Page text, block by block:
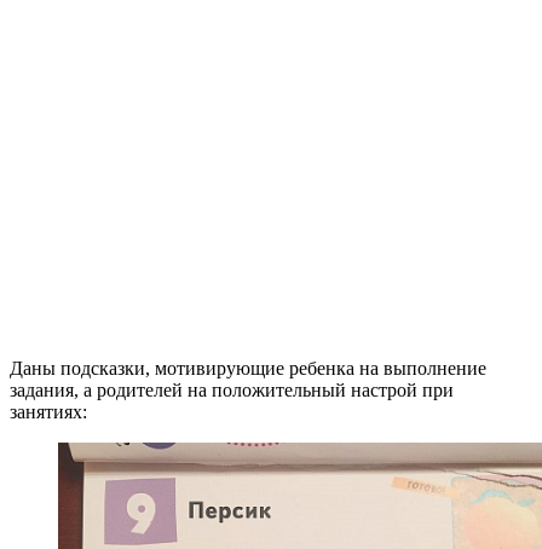
Даны подсказки, мотивирующие ребенка на выполнение
задания, а родителей на положительный настрой при
занятиях: